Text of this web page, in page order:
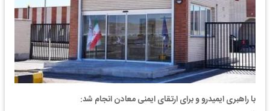
با راهبری ایمیدرو و برای ارتقای ایمنی معادن انجام شد: